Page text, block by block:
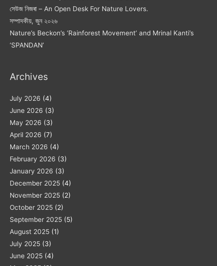
সেউজ নিজৰা – An Open Desk For Nature Lovers.
সম্পাদকীয়, জুন ২০২৬
Nature’s Beckon’s ‘Rainforest Movement’ and Mrinal Kanti’s
‘SPANDAN’
Archives
July 2026 (4)
June 2026 (3)
May 2026 (3)
April 2026 (7)
March 2026 (4)
February 2026 (3)
January 2026 (3)
December 2025 (4)
November 2025 (2)
October 2025 (2)
September 2025 (5)
August 2025 (1)
July 2025 (3)
June 2025 (4)